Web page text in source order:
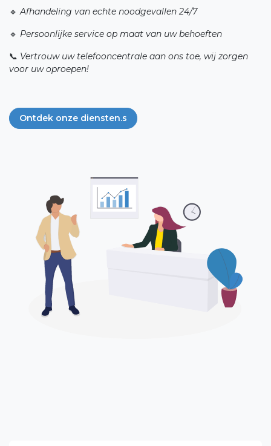
🔹 Afhandeling van echte noodgevallen 24/7
🔹 Persoonlijke service op maat van uw behoeften
📞 Vertrouw uw telefooncentrale aan ons toe, wij zorgen
voor uw oproepen!​
Ontdek onze diensten.s